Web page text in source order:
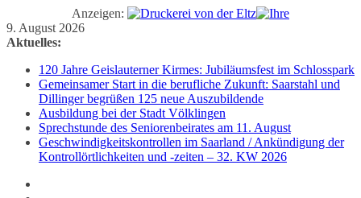
Anzeigen:
Zum
Inhalt
9. August 2026
Aktuelles:
120 Jahre Geislauterner Kirmes: Jubiläumsfest im Schlosspark
Gemeinsamer Start in die berufliche Zukunft: Saarstahl und
Dillinger begrüßen 125 neue Auszubildende
Ausbildung bei der Stadt Völklingen
Sprechstunde des Seniorenbeirates am 11. August
Geschwindigkeitskontrollen im Saarland / Ankündigung der
Kontrollörtlichkeiten und -zeiten – 32. KW 2026